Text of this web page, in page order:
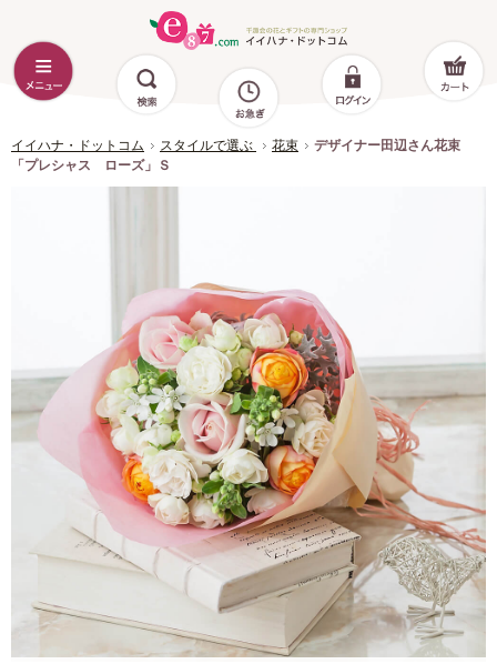
イイハナ・ドットコム スタイルで選ぶ 花束
デザイナー田辺さん花束
「プレシャス ローズ」Ｓ